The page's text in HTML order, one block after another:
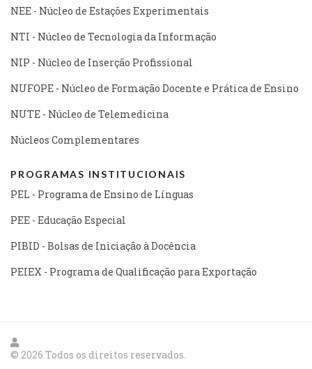
NEE - Núcleo de Estações Experimentais
NTI - Núcleo de Tecnologia da Informação
NIP - Núcleo de Inserção Profissional
NUFOPE - Núcleo de Formação Docente e Prática de Ensino
NUTE - Núcleo de Telemedicina
Núcleos Complementares
PROGRAMAS INSTITUCIONAIS
PEL - Programa de Ensino de Línguas
PEE - Educação Especial
PIBID - Bolsas de Iniciação à Docência
PEIEX - Programa de Qualificação para Exportação
© 2026 Todos os direitos reservados.